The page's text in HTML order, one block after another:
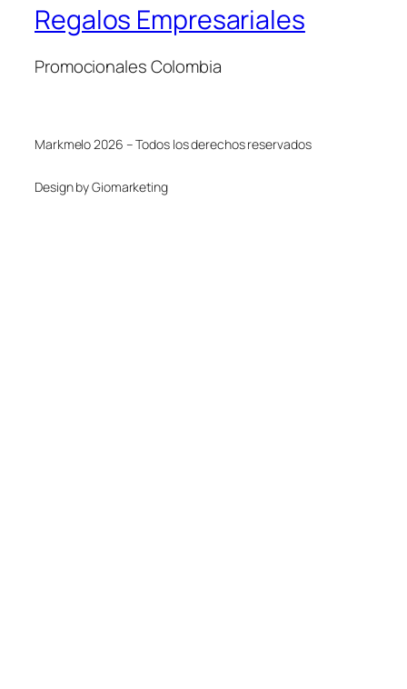
Regalos Empresariales
Promocionales Colombia
Markmelo 2026 – Todos los derechos reservados
Design by Giomarketing